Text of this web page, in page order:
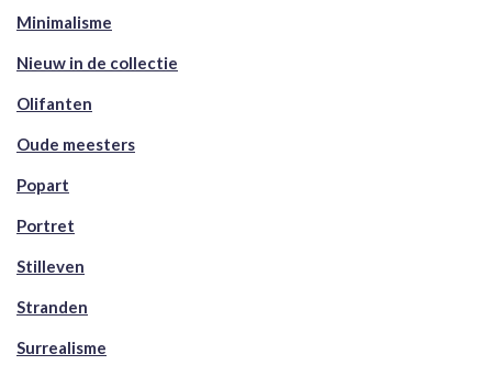
Minimalisme
Nieuw in de collectie
Olifanten
Oude meesters
Popart
Portret
Stilleven
Stranden
Surrealisme